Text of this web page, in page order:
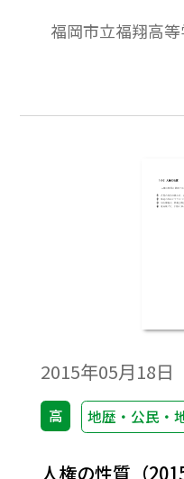
福岡市立福翔高
2015年05月18日
高 地歴・公民・
人権の性質（